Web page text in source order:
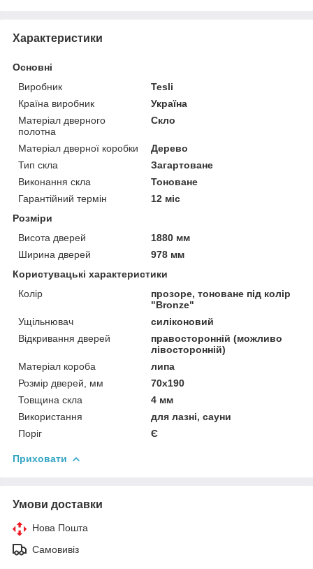
Характеристики
Основні
Виробник
Tesli
Країна виробник
Україна
Матеріал дверного
полотна
Скло
Матеріал дверної коробки
Дерево
Тип скла
Загартоване
Виконання скла
Тоноване
Гарантійний термін
12 міс
Розміри
Висота дверей
1880 мм
Ширина дверей
978 мм
Користувацькі характеристики
Колір
прозоре, тоноване під колір
"Bronze"
Ущільнювач
силіконовий
Відкривання дверей
правосторонній (можливо
лівосторонній)
Матеріал короба
липа
Розмір дверей, мм
70х190
Товщина скла
4 мм
Використання
для лазні, сауни
Поріг
Є
Приховати
Умови доставки
Нова Пошта
Самовивіз